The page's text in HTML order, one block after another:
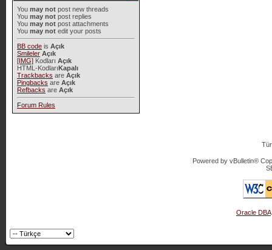
You may notpost new threads
You may notpost replies
You may notpost attachments
You may notedit your posts
BB codeis Açık
Smileler Açık
[IMG]Kodları Açık
HTML-KodlarıKapalı
Trackbacks are Açık
Pingbacks are Açık
Refbacks are Açık
Forum Rules
Powered by vBulletin®
Oracle DBA